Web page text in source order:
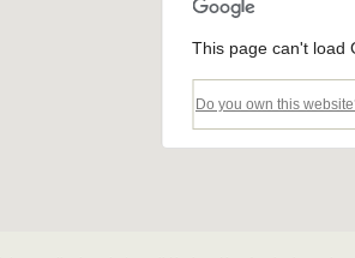
This page can't load
Do you own this